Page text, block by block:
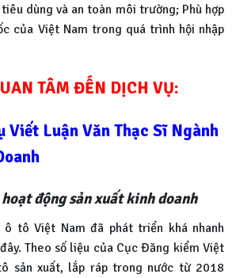
dùng và an toàn môi trường; Phù hợp
của Việt Nam trong quá trình hội nhập
TÂM ĐẾN DỊCH VỤ:
Viết Luận Văn Thạc Sĩ Ngành
động sản xuất kinh doanh
ô tô Việt Nam đã phát triển khá nhanh
Theo số liệu của Cục Đăng kiểm Việt
sản xuất, lắp ráp trong nước từ 2018